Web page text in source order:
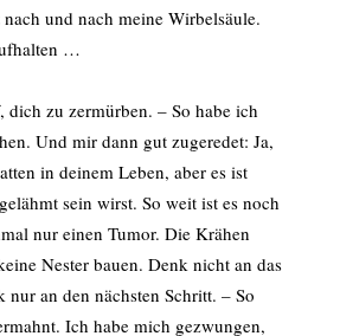
und nach meine Wirbelsäule.
…
zu zermürben. – So habe ich
Und mir dann gut zugeredet: Ja,
in deinem Leben, aber es ist
sein wirst. So weit ist es noch
nur einen Tumor. Die Krähen
Nester bauen. Denk nicht an das
an den nächsten Schritt. – So
Ich habe mich gezwungen,